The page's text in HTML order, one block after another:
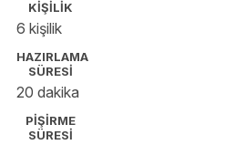
KİŞİLİK
6 kişilik
HAZIRLAMA
SÜRESİ
20 dakika
PİŞİRME
SÜRESİ